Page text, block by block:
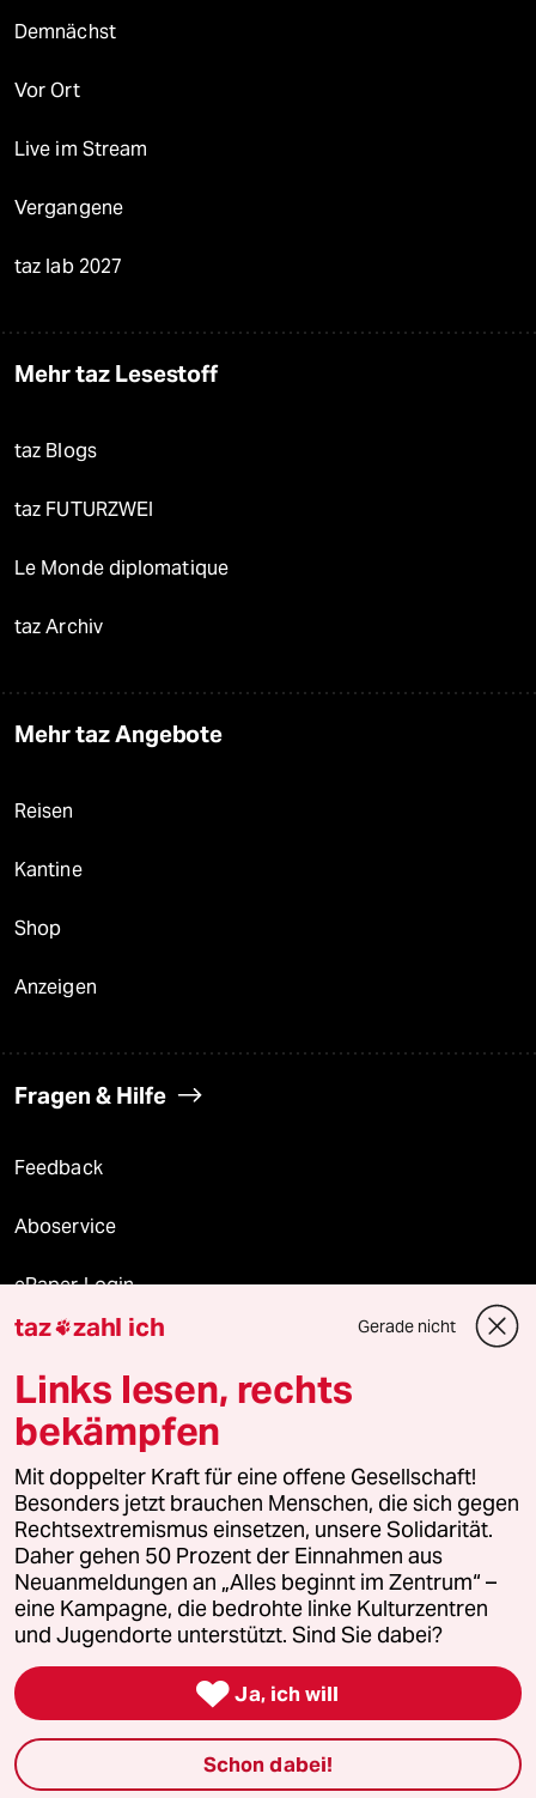
Demnächst
Vor Ort
Live im Stream
Vergangene
taz lab 2027
Mehr taz Lesestoff
taz Blogs
taz FUTURZWEI
Le Monde diplomatique
taz Archiv
Mehr taz Angebote
Reisen
Kantine
Shop
Anzeigen
Fragen & Hilfe
Feedback
Aboservice
ePaper Login
Downloads für Abonnierende
© 2026 taz Verlags und Vertriebs GmbH
Alle Rechte vorbehalten. Bei rechtlichen Fragen oder für Genehmigungen
wenden Sie sich bitte an
lizenzen@taz.de
Feedback Redaktionsstatut Kommune-Richtlinien
Leitlinie Informant Datenschutz Impressum AGB
Seitenwende Einwilligungen widerrufen (Ads)
taz zahl ich Gerade nicht
Links lesen, rechts
bekämpfen
Mit doppelter Kraft für eine offene Gesellschaft!
Besonders jetzt brauchen Menschen, die sich gegen
Rechtsextremismus einsetzen, unsere Solidarität.
Daher gehen 50 Prozent der Einnahmen aus
Neuanmeldungen an „Alles beginnt im Zentrum“ –
eine Kampagne, die bedrohte linke Kulturzentren
und Jugendorte unterstützt. Sind Sie dabei?
 Ja, ich will
Schon dabei!